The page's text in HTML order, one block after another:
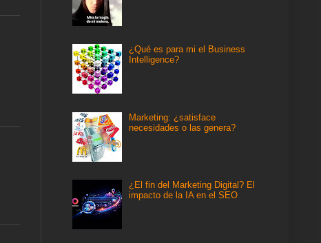
¿Qué es para mi el Business
Intelligence?
Marketing: ¿satisface
necesidades o las genera?
¿El fin del Marketing Digital? El
impacto de la IA en el SEO